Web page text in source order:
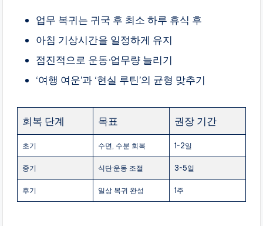
업무 복귀는 귀국 후 최소 하루 휴식 후
아침 기상시간을 일정하게 유지
점진적으로 운동·업무량 늘리기
‘여행 여운’과 ‘현실 루틴’의 균형 맞추기
회복 단계 목표 권장 기간
초기 수면, 수분 회복 1~2일
중기 식단·운동 조절 3~5일
후기 일상 복귀 완성 1주